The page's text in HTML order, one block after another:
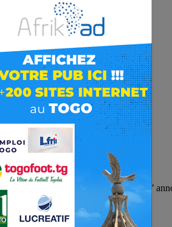
septembre prochain au Gabon . L’